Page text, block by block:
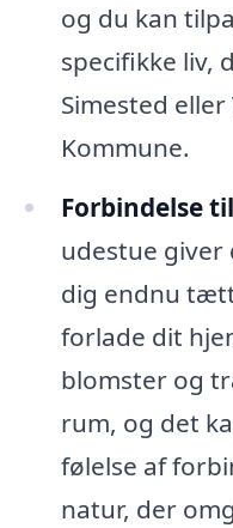
og du kan
specifikke liv,
Simested
Kommune.
Forbindelse
udestue
dig endnu
forlade dit
blomster og
rum, og det
følelse af
natur, der